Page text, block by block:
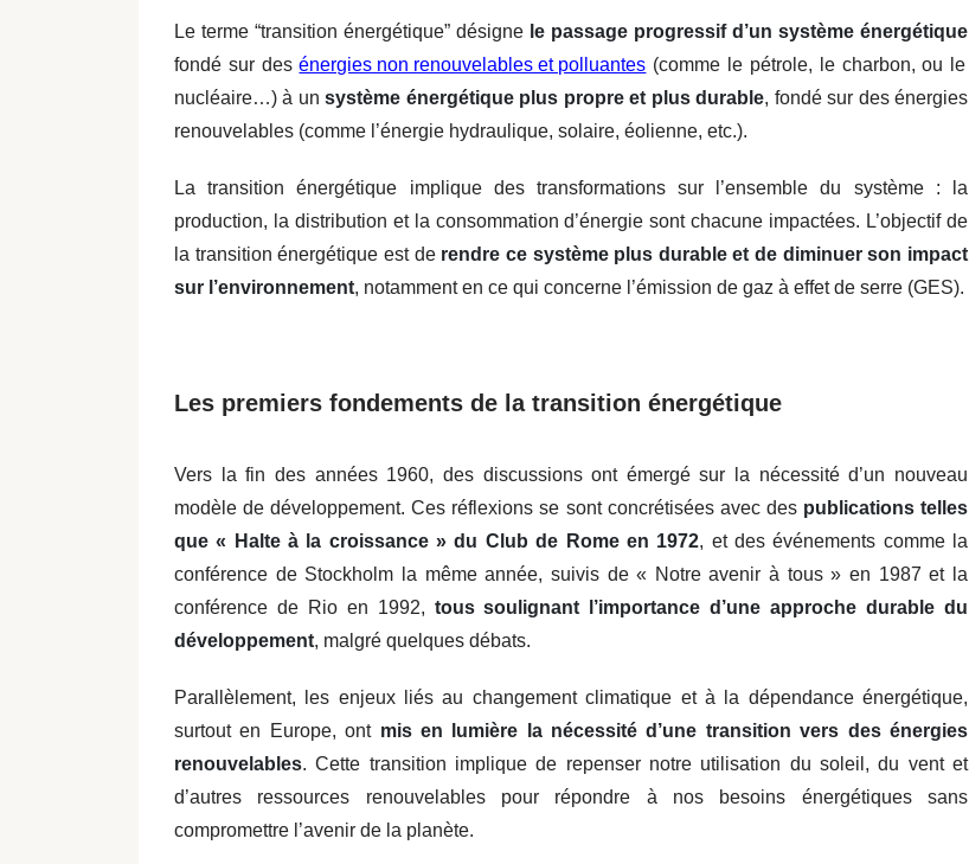
Le terme “transition énergétique” désigne le passage progressif d’un système énergétique
fondé sur desénergies non renouvelables et polluantes (comme le pétrole, le charbon, ou le
nucléaire…) à unsystème énergétique plus propre et plus durable, fondé sur des énergies
renouvelables (comme l’énergie hydraulique, solaire, éolienne, etc.).
La transition énergétique implique des transformations sur l’ensemble du système : la
production, la distribution et la consommation d’énergie sont chacune impactées. L’objectif de
la transition énergétique est de rendre ce système plus durable et de diminuer son impact
sur l’environnement, notamment en ce qui concerne l’émission de gaz à effet de serre (GES).
Les premiers fondements de la transition énergétique
Vers la fin des années 1960, des discussions ont émergé sur la nécessité d’un nouveau
modèle de développement. Ces réflexions se sont concrétisées avec des publications telles
que « Halte à la croissance » du Club de Rome en 1972, et des événements comme la
conférence de Stockholm la même année, suivis de « Notre avenir à tous » en 1987 et la
conférence de Rio en 1992, tous soulignant l’importance d’une approche durable du
développement, malgré quelques débats.
Parallèlement, les enjeux liés au changement climatique et à la dépendance énergétique,
surtout en Europe, ont mis en lumière la nécessité d’une transition vers des énergies
renouvelables. Cette transition implique de repenser notre utilisation du soleil, du vent et
d’autres ressources renouvelables pour répondre à nos besoins énergétiques sans
compromettre l’avenir de la planète.